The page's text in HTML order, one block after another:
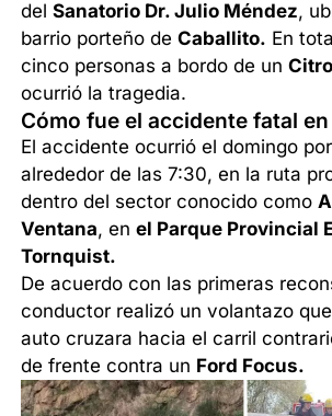
delSanatorio Dr. Julio Méndez,
barrio porteño deCaballito. En
cinco personas a bordo de un
ocurrió la tragedia.
Cómo fue el accidente fatal
El accidente ocurrió el domingo
alrededor de las 7:30, en la ruta
dentro del sector conocido como
Ventana, enel Parque Provincial
Tornquist.
De acuerdo con las primeras
conductor realizó un volantazo
auto cruzara hacia el carril
de frente contra un Ford Focus.